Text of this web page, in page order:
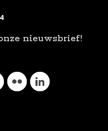
nieuwsbrief!